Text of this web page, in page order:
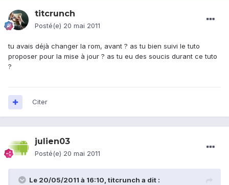
titcrunch
Posté(e) 20 mai 2011
tu avais déjà changer la rom, avant ? as tu bien suivi le tuto
proposer pour la mise à jour ? as tu eu des soucis durant ce tuto
?
Citer
julien03
Posté(e) 20 mai 2011
Le 20/05/2011 à 16:10, titcrunch a dit :